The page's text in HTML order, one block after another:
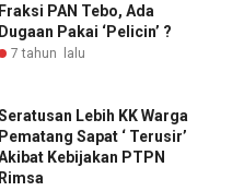
Fraksi PAN Tebo, Ada
Dugaan Pakai ‘Pelicin’ ?
7 tahun lalu
Lebih KK Warga
Pematang Sapat ‘ Terusir’
Kebijakan PTPN
Rimsa